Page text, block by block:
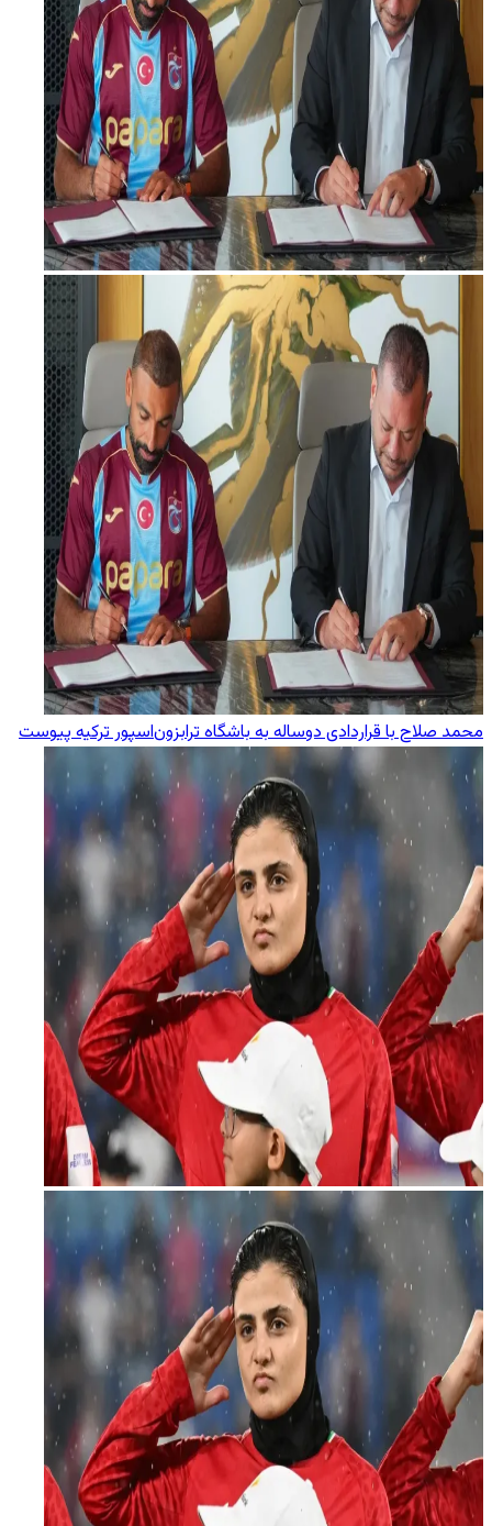
محمد صلاح با قراردادی دوساله به باشگاه ترابزون‌اسپور ترکیه پیوست